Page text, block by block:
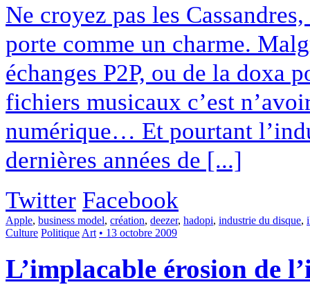
Ne croyez pas les
porte comme un charme.
échanges P2P, ou de la doxa
fichiers musicaux c’est
numérique… Et pourtant
dernières années de [...]
Twitter Facebook
Apple, business model, création, deezer, hadopi, industrie du disque,
Culture PolitiqueArt • 13 octobre 2009
L’implacable érosion de